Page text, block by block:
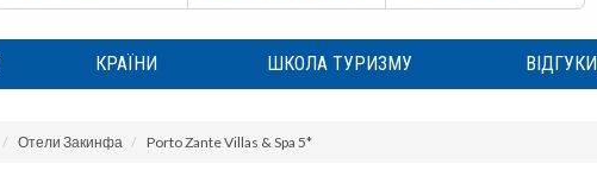
КРАЇНИ ШКОЛА ТУРИЗМУ ВІДГУКИ
Отели Закинфа Porto Zante Villas & Spa 5*